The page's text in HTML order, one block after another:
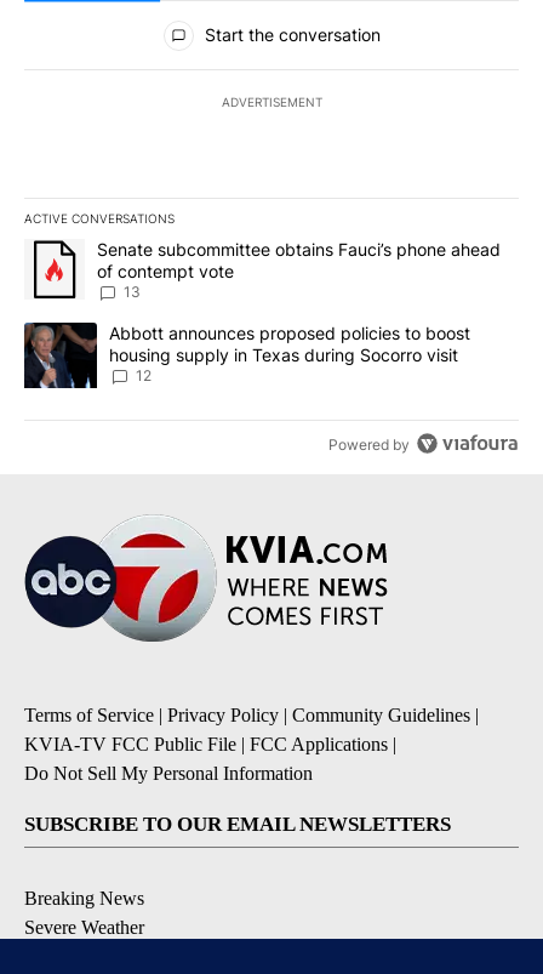
All Comments
Start the conversation
ADVERTISEMENT
ACTIVE CONVERSATIONS
The following is a list of the most commented articles in the last
A trending article titled "Senate subcommittee obtains Fauci’s
Senate subcommittee obtains Fauci’s phone ahead
of contempt vote
13
A trending article titled "Abbott announces proposed policies to
Abbott announces proposed policies to boost
housing supply in Texas during Socorro visit
12
Powered by
Terms of Service | Privacy Policy | Community Guidelines |
KVIA-TV FCC Public File | FCC Applications |
Do Not Sell My Personal Information
SUBSCRIBE TO OUR EMAIL NEWSLETTERS
Breaking News
Severe Weather